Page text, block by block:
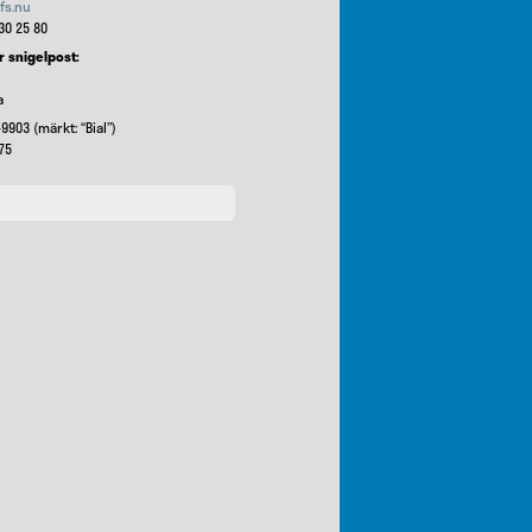
25 80
snigelpost:
(märkt: “Bial”)